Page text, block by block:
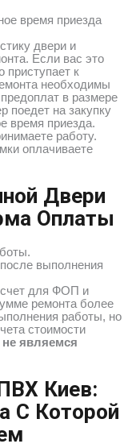
время приезда
двери и
Если вас это
приступает к
необходимы
в размере
поедет на закупку
время приезда.
работу.
оплачиваете
Двери
Оплаты
выполнения
счет для ФОП и
ремонта более
работы, но
стоимости
являемся
Киев:
С Которой